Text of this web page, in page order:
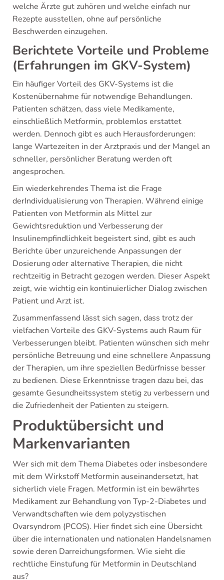
welche Ärzte gut zuhören und welche einfach nur
Rezepte ausstellen, ohne auf persönliche
Beschwerden einzugehen.
Berichtete Vorteile und Probleme
(Erfahrungen im GKV-System)
Ein häufiger Vorteil des GKV-Systems ist die
Kostenübernahme für notwendige Behandlungen.
Patienten schätzen, dass viele Medikamente,
einschließlich Metformin, problemlos erstattet
werden. Dennoch gibt es auch Herausforderungen:
lange Wartezeiten in der Arztpraxis und der Mangel an
schneller, persönlicher Beratung werden oft
angesprochen.
Ein wiederkehrendes Thema ist die Frage
derIndividualisierung von Therapien. Während einige
Patienten von Metformin als Mittel zur
Gewichtsreduktion und Verbesserung der
Insulinempfindlichkeit begeistert sind, gibt es auch
Berichte über unzureichende Anpassungen der
Dosierung oder alternative Therapien, die nicht
rechtzeitig in Betracht gezogen werden. Dieser Aspekt
zeigt, wie wichtig ein kontinuierlicher Dialog zwischen
Patient und Arzt ist.
Zusammenfassend lässt sich sagen, dass trotz der
vielfachen Vorteile des GKV-Systems auch Raum für
Verbesserungen bleibt. Patienten wünschen sich mehr
persönliche Betreuung und eine schnellere Anpassung
der Therapien, um ihre speziellen Bedürfnisse besser
zu bedienen. Diese Erkenntnisse tragen dazu bei, das
gesamte Gesundheitssystem stetig zu verbessern und
die Zufriedenheit der Patienten zu steigern.
Produktübersicht und
Markenvarianten
Wer sich mit dem Thema Diabetes oder insbesondere
mit dem Wirkstoff Metformin auseinandersetzt, hat
sicherlich viele Fragen. Metformin ist ein bewährtes
Medikament zur Behandlung von Typ-2-Diabetes und
Verwandtschaften wie dem polyzystischen
Ovarsyndrom (PCOS). Hier findet sich eine Übersicht
über die internationalen und nationalen Handelsnamen
sowie deren Darreichungsformen. Wie sieht die
rechtliche Einstufung für Metformin in Deutschland
aus?